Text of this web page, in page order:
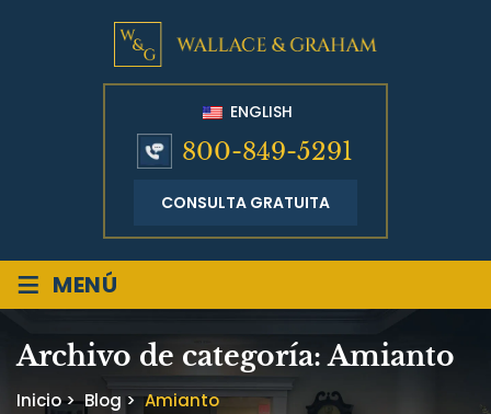
ENGLISH
800-849-5291
CONSULTA GRATUITA
≡ MENÚ
Archivo de categoría:Amianto
Inicio>Blog >Amianto